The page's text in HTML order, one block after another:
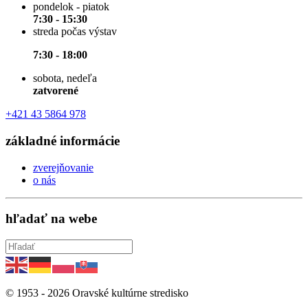
pondelok - piatok
7:30 - 15:30
streda počas výstav
7:30 - 18:00
sobota, nedeľa
zatvorené
+421 43 5864 978
základné informácie
zverejňovanie
o nás
hľadať na webe
© 1953 - 2026 Oravské kultúrne stredisko